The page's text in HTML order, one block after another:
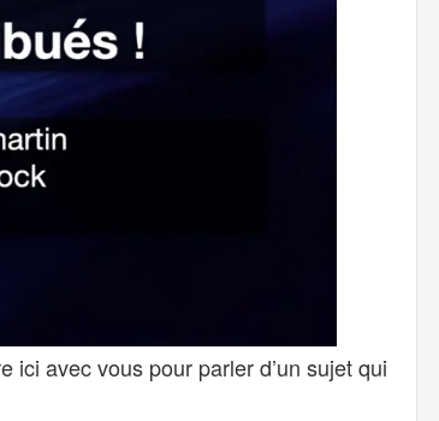
ici avec vous pour parler d’un sujet qui